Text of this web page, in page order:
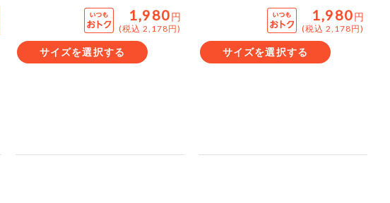
1,980円
(税込 2,178円)
サイズを選択する
1,980円
(税込 2,178円)
サイズを選択する